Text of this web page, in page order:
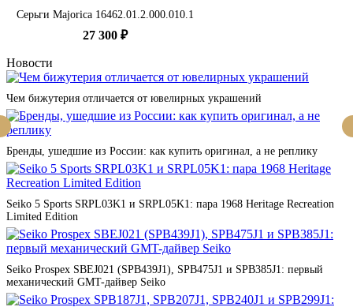
Серьги Majorica 16462.01.2.000.010.1
27 300 ₽
Новости
Чем бижутерия отличается от ювелирных украшений
Бренды, ушедшие из России: как купить оригинал, а не реплику
Seiko 5 Sports SRPL03K1 и SRPL05K1: пара 1968 Heritage Recreation
Limited Edition
Seiko Prospex SBEJ021 (SPB439J1), SPB475J1 и SPB385J1: первый
механический GMT-дайвер Seiko